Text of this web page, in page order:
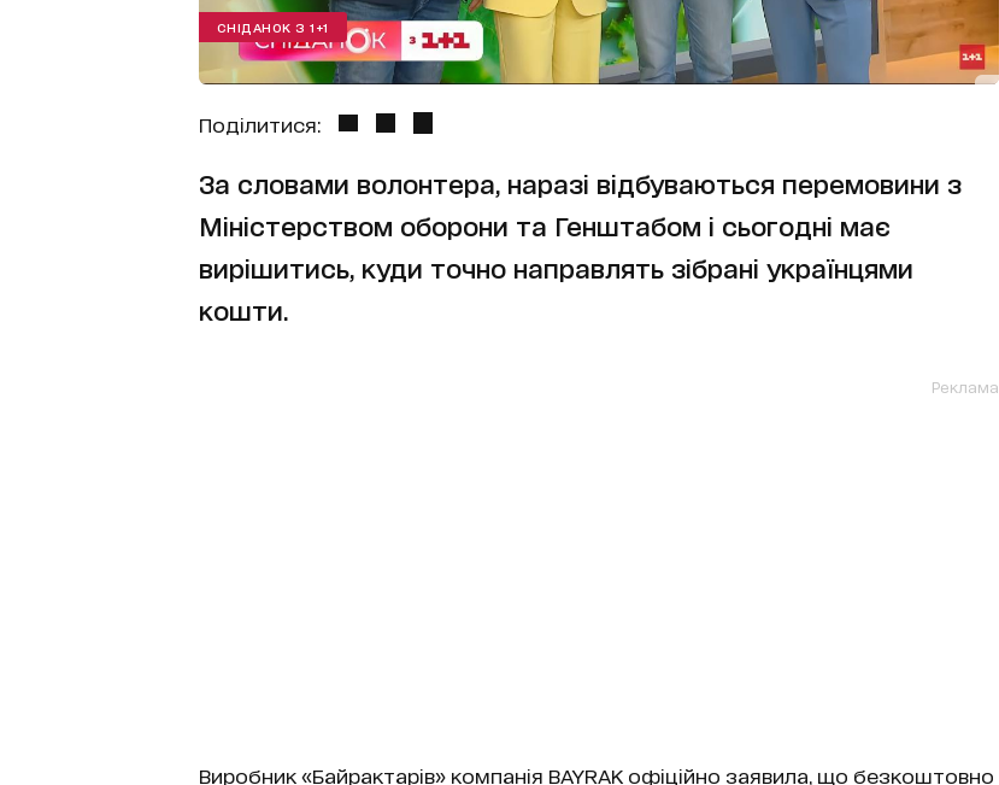
СНІДАНОК З 1+1
Поділитися:
За словами волонтера, наразі відбуваються перемовини з
Міністерством оборони та Генштабом і сьогодні має
вирішитись, куди точно направлять зібрані українцями
кошти.
Реклама
Виробник «Байрактарів» компанія BAYRAK офіційно заявила, що безкоштовно